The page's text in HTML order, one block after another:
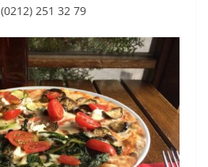
(0212) 251 32 79